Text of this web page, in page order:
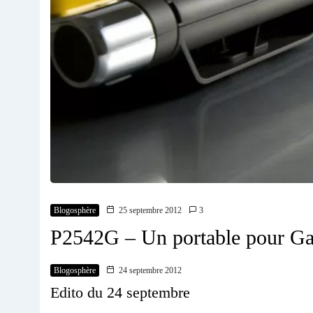
Blogosphère 25 septembre 2012 3
P2542G – Un portable pour
Blogosphère 24 septembre 2012
Edito du 24 septembre